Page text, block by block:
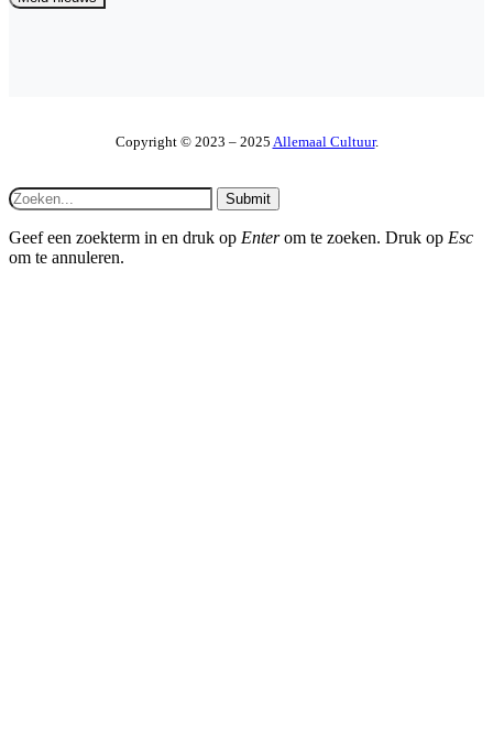
Copyright © 2023 – 2025 Allemaal Cultuur.
Submit
Geef een zoekterm in en druk op Enterom te zoeken. Druk op Esc
om te annuleren.